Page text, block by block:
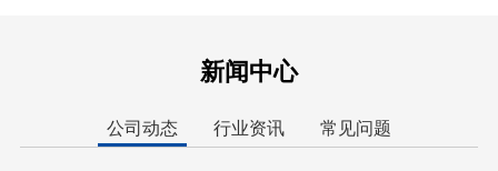
新闻中心
公司动态 行业资讯 常见问题